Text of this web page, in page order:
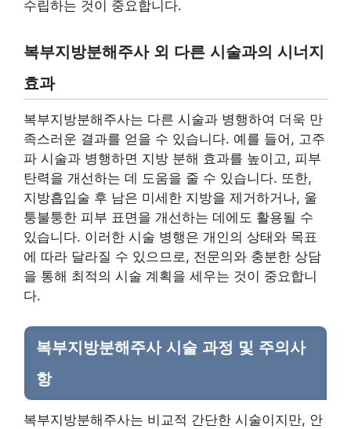
수립하는 것이 중요합니다.
복부지방분해주사 외 다른 시술과의 시너지
효과
복부지방분해주사는 다른 시술과 병행하여 더욱 만
족스러운 결과를 얻을 수 있습니다. 예를 들어, 고주
파 시술과 병행하면 지방 분해 효과를 높이고, 피부
탄력을 개선하는 데 도움을 줄 수 있습니다. 또한,
지방흡입술 후 남은 미세한 지방을 제거하거나, 울
퉁불퉁한 피부 표면을 개선하는 데에도 활용될 수
있습니다. 이러한 시술 병행은 개인의 상태와 목표
에 따라 달라질 수 있으므로, 전문의와 충분한 상담
을 통해 최적의 시술 계획을 세우는 것이 중요합니
다.
복부지방분해주사 시술 과정 및 주의사
항
복부지방분해주사는 비교적 간단한 시술이지만, 안